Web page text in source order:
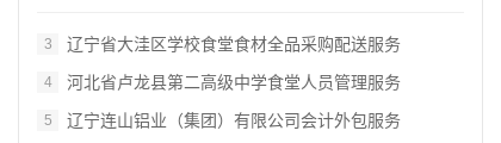
3 辽宁省大洼区学校食堂食材全品采购配送服务
4 河北省卢龙县第二高级中学食堂人员管理服务
5 辽宁连山铝业（集团）有限公司会计外包服务